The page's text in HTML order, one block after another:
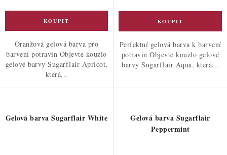
Oranžová gelová barva pro
barvení potravin Objevte kouzlo
gelové barvy Sugarflair Apricot,
která...
Perfektní gelová barva k barvení
potravin Objevte kouzlo gelové
barvy Sugarflair Aqua, která...
Gelová barva Sugarflair White
Gelová barva Sugarflair
Peppermint